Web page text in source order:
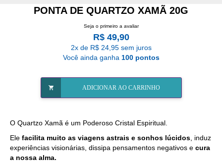
PONTA DE QUARTZO XAMÃ 20G
Seja o primeiro a avaliar
R$ 49,90
2x de R$ 24,95 sem juros
Você ainda ganha 100 pontos
ADICIONAR AO CARRINHO
O Quartzo Xamã é um Poderoso Cristal Espiritual.
Ele facilita muito as viagens astrais e sonhos lúcidos , induz
experiências visionárias, dissipa pensamentos negativos e cura
a nossa alma.